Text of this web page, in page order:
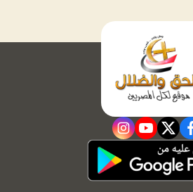
facebook
twitter
youtube
instagram